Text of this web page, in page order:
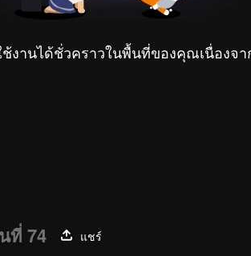
งานได้ชั่วคราวในพื้นที่ของคุณเนื่องจ
ที่ 74
แชร์